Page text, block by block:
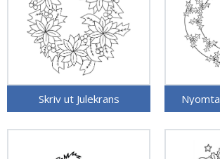
Skriv ut Julekrans